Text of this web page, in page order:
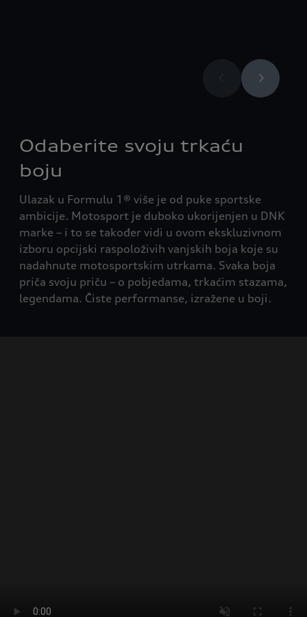
Odaberite svoju trkaću
boju
Ulazak u Formulu 1® više je od puke sportske
ambicije. Motosport je duboko ukorijenjen u DNK
marke – i to se također vidi u ovom ekskluzivnom
izboru opcijski raspoloživih vanjskih boja koje su
nadahnute motosportskim utrkama. Svaka boja
priča svoju priču – o pobjedama, trkaćim stazama,
legendama. Čiste performanse, izražene u boji.